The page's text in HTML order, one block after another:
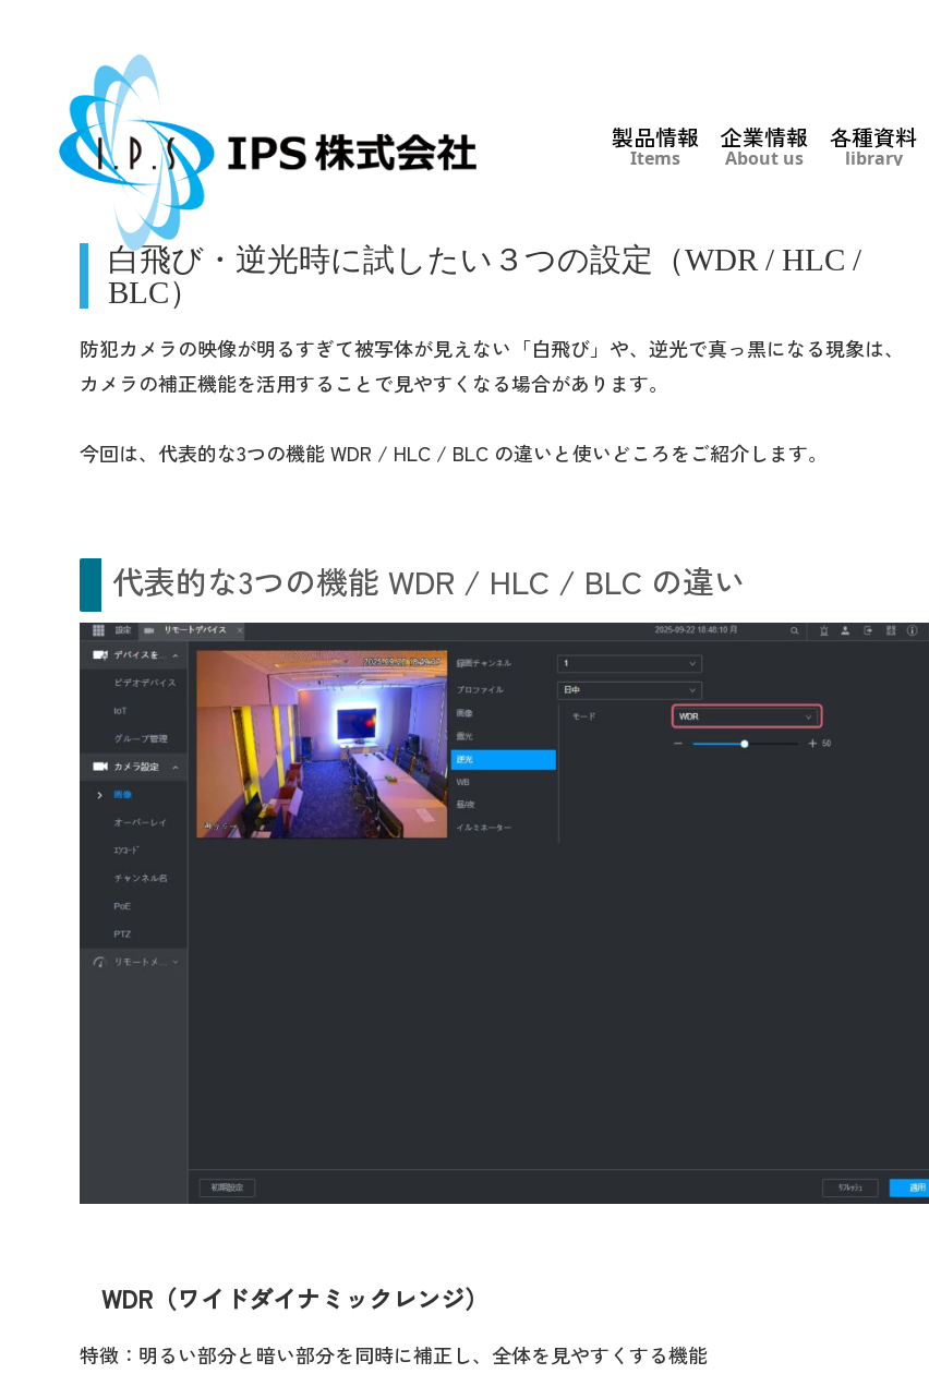
製品情報
Items
企業情報
About us
各種資料
library
白飛び・逆光時に試したい３つの設定（WDR / HLC /
BLC）
防犯カメラの映像が明るすぎて被写体が見えない「白飛び」や、逆光で真っ黒になる現象は、
カメラの補正機能を活用することで見やすくなる場合があります。
今回は、代表的な3つの機能 WDR / HLC / BLC の違いと使いどころをご紹介します。
代表的な3つの機能 WDR / HLC / BLC の違い
WDR（ワイドダイナミックレンジ）
特徴：明るい部分と暗い部分を同時に補正し、全体を見やすくする機能